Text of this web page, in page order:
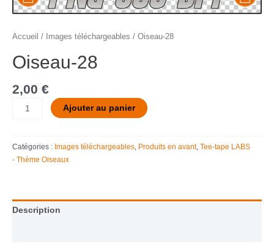
Accueil / Images téléchargeables / Oiseau-28
Oiseau-28
2,00 €
Ajouter au panier
Catégories : Images téléchargeables Produits en avant, Tee-tape LABS
- Thème Oiseaux
Description